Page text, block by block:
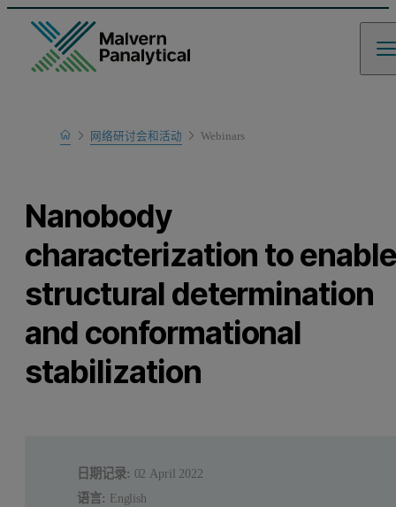
Home
Learn
网络研讨会和活动 Webinars
Nanobody
characterization to enable
structural determination
and conformational
stabilization
日期记录: 02 April 2022
语言: English